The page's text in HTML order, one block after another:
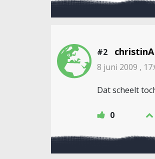
#2
8 juni 2009 ,
Dat scheelt
0